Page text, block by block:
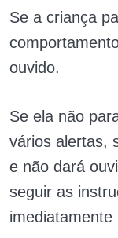
Se a criança
ouvido.
Se ela não
vários alertas,
e não dará
seguir as
imediatamente